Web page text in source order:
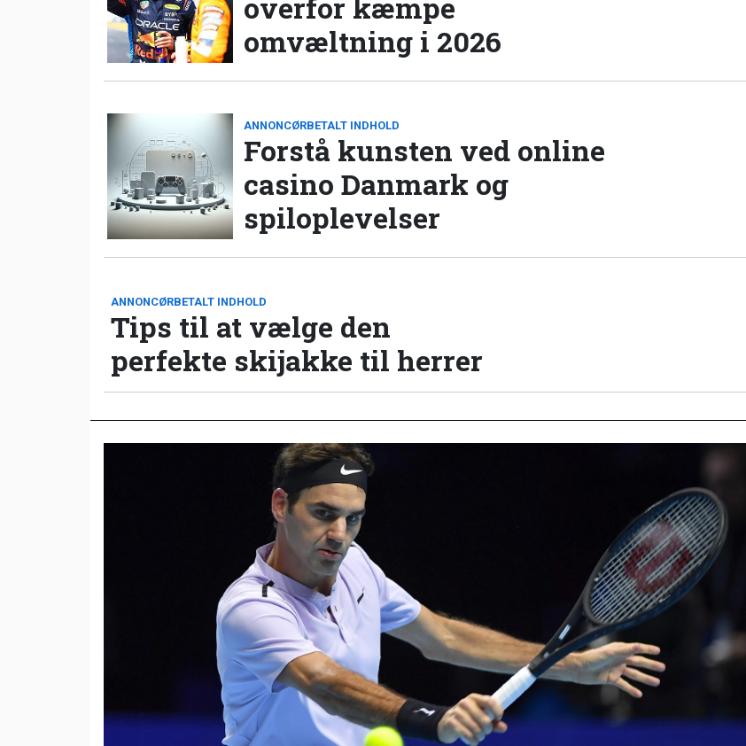
overfor kæmpe
omvæltning i 2026
ANNONCØRBETALT INDHOLD
Forstå kunsten ved online
casino Danmark og
spiloplevelser
ANNONCØRBETALT INDHOLD
Tips til at vælge den
perfekte skijakke til herrer